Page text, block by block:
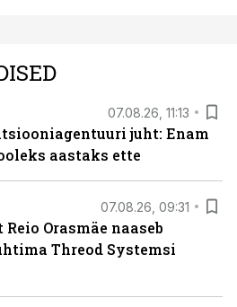
07.08.26, 11:13
juht: Enam
aastaks ette
07.08.26, 09:31
Orasmäe naaseb
Threod Systemsi